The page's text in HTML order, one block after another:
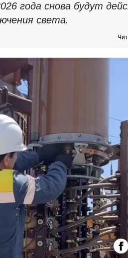
года снова будут
света.